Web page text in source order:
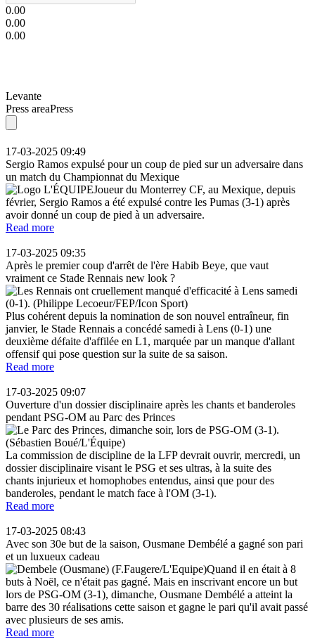
0.00
0.00
0.00
Levante
Press areaPress
17-03-2025 09:49
Sergio Ramos expulsé pour un coup de pied sur un adversaire dans
un match du Championnat du Mexique
Joueur du Monterrey CF, au Mexique, depuis
février, Sergio Ramos a été expulsé contre les Pumas (3-1) après
avoir donné un coup de pied à un adversaire.
Read more
17-03-2025 09:35
Après le premier coup d'arrêt de l'ère Habib Beye, que vaut
vraiment ce Stade Rennais new look ?
Plus cohérent depuis la nomination de son nouvel entraîneur, fin
janvier, le Stade Rennais a concédé samedi à Lens (0-1) une
deuxième défaite d'affilée en L1, marquée par un manque d'allant
offensif qui pose question sur la suite de sa saison.
Read more
17-03-2025 09:07
Ouverture d'un dossier disciplinaire après les chants et banderoles
pendant PSG-OM au Parc des Princes
La commission de discipline de la LFP devrait ouvrir, mercredi, un
dossier disciplinaire visant le PSG et ses ultras, à la suite des
chants injurieux et homophobes entendus, ainsi que pour des
banderoles, pendant le match face à l'OM (3-1).
Read more
17-03-2025 08:43
Avec son 30e but de la saison, Ousmane Dembélé a gagné son pari
et un luxueux cadeau
Quand il en était à 8
buts à Noël, ce n'était pas gagné. Mais en inscrivant encore un but
lors de PSG-OM (3-1), dimanche, Ousmane Dembélé a atteint la
barre des 30 réalisations cette saison et gagne le pari qu'il avait passé
avec plusieurs de ses amis.
Read more